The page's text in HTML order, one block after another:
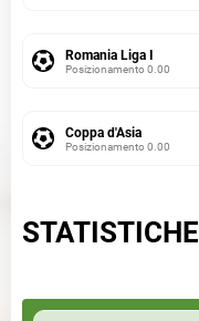
Romania Liga I
Posizionamento0.00
Coppa d'Asia
Posizionamento0.00
STATISTICHE